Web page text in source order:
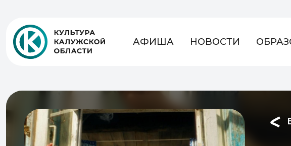
АФИША НОВОСТИ